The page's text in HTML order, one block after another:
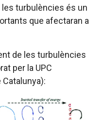
les turbulències és un
que afectaran a
de les turbulències
per la UPC